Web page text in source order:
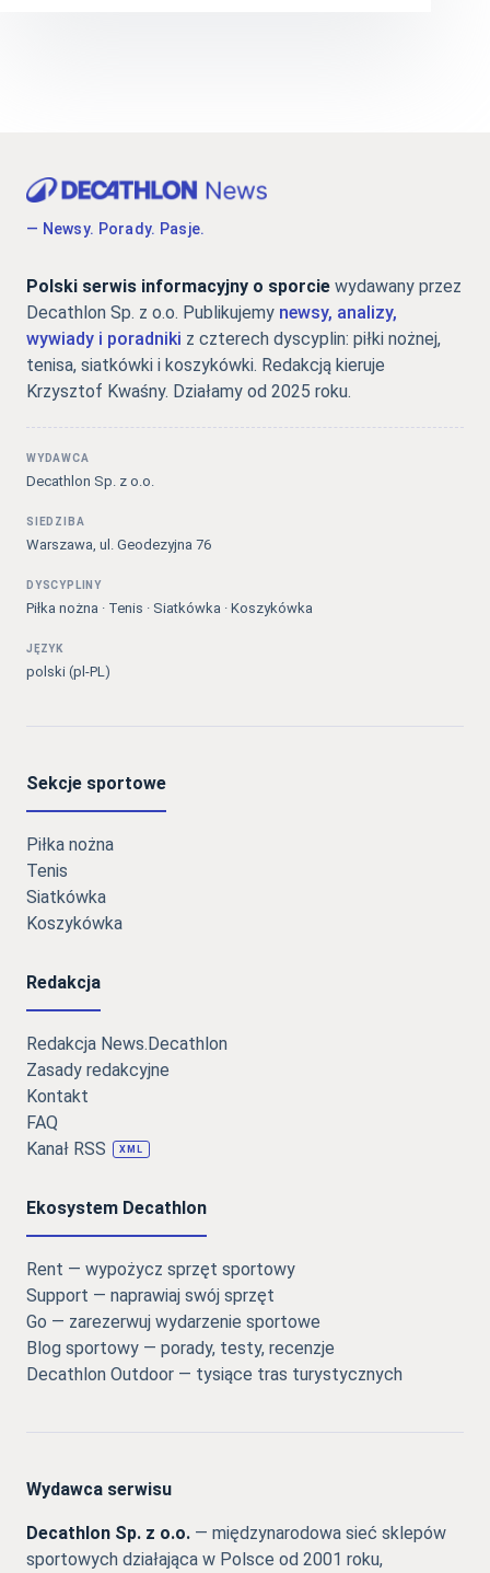
— Newsy. Porady. Pasje.
Polski serwis informacyjny o sporcie wydawany przez
Decathlon Sp. z o.o. Publikujemy newsy, analizy,
wywiady i poradniki z czterech dyscyplin: piłki nożnej,
tenisa, siatkówki i koszykówki. Redakcją kieruje
Krzysztof Kwaśny. Działamy od 2025 roku.
WYDAWCA
Decathlon Sp. z o.o.
SIEDZIBA
Warszawa, ul. Geodezyjna 76
DYSCYPLINY
Piłka nożna · Tenis · Siatkówka · Koszykówka
JĘZYK
polski (pl-PL)
Sekcje sportowe
Piłka nożna
Tenis
Siatkówka
Koszykówka
Redakcja
Redakcja News.Decathlon
Zasady redakcyjne
Kontakt
FAQ
Kanał RSS
XML
Ekosystem Decathlon
Rent — wypożycz sprzęt sportowy
Support — naprawiaj swój sprzęt
Go — zarezerwuj wydarzenie sportowe
Blog sportowy — porady, testy, recenzje
Decathlon Outdoor — tysiące tras turystycznych
Wydawca serwisu
Decathlon Sp. z o.o. — międzynarodowa sieć sklepów
sportowych działająca w Polsce od 2001 roku,